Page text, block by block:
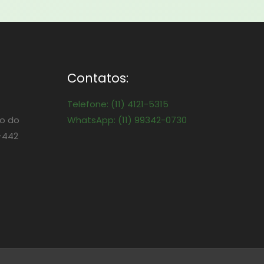
do
442
Contatos:
Telefone: (11) 4121-5315
WhatsApp: (11) 99342-0730